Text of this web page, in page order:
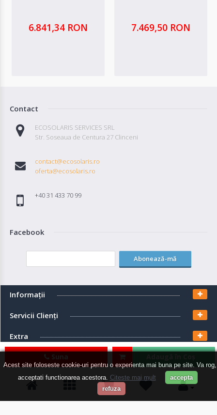
Acest site foloseste cookie-uri pentru o experienta mai buna pe site. Va rog,
acceptati functionarea acestora. Citeste mai mult
accepta
refuza
6.841,34 RON 7.469,50 RON
Suna
Contact
ECOSOLARIS SERVICES SRL
Str. Soseaua de Centura 27 Clinceni
contact@ecosolaris.ro
oferta@ecosolaris.ro
+40 31 433 70 99
Facebook
Abonează-mă
Informaţii
Servicii Clienţi
Extra
Contul meu